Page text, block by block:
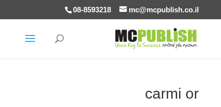
08-8593218 mc@mcpublish.co.il
carmi or